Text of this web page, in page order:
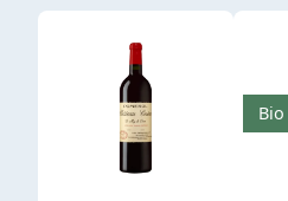
Produktgalerie überspringen
Bio